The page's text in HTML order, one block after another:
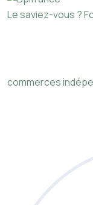
Le saviez-vous ?
commerces